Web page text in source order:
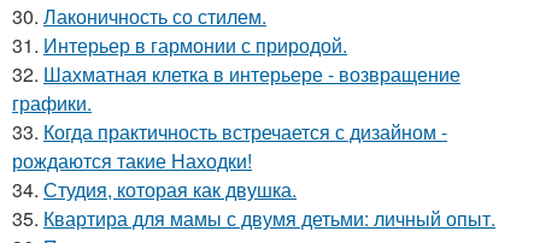
30. Лаконичность со стилем.
31. Интерьер в гармонии с природой.
32. Шахматная клетка в интерьере - возвращение
графики.
33. Когда практичность встречается с дизайном -
рождаются такие Находки!
34. Студия, которая как двушка.
35. Квартира для мамы с двумя детьми: личный опыт.